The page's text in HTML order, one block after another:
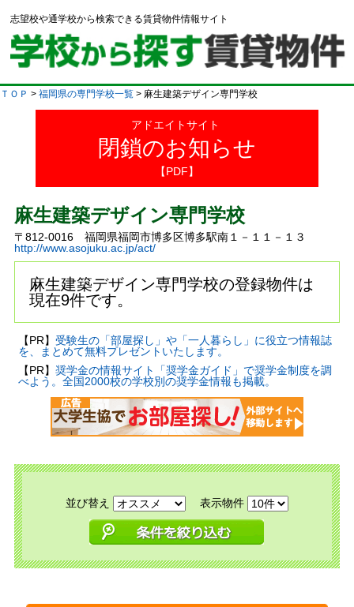
志望校や通学校から検索できる賃貸物件情報サイト
ＴＯＰ > 福岡県の専門学校一覧 > 麻生建築デザイン専門学校
アドエイトサイト
閉鎖のお知らせ
【PDF】
麻生建築デザイン専門学校
〒812-0016 福岡県福岡市博多区博多駅南１－１１－１３
http://www.asojuku.ac.jp/act/
麻生建築デザイン専門学校の登録物件は
現在9件です。
【PR】 受験生の「部屋探し」や「一人暮らし」に役立つ情報誌
を、まとめて無料プレゼントいたします。
【PR】 奨学金の情報サイト「奨学金ガイド」で奨学金制度を調
べよう。全国2000校の学校別の奨学金情報も掲載。
並び替え 表示物件